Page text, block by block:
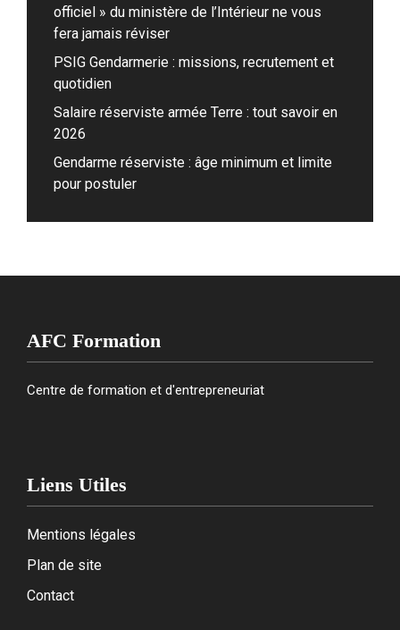
officiel » du ministère de l’Intérieur ne vous
fera jamais réviser
PSIG Gendarmerie : missions, recrutement et
quotidien
Salaire réserviste armée Terre : tout savoir en
2026
Gendarme réserviste : âge minimum et limite
pour postuler
AFC Formation
Centre de formation et d'entrepreneuriat
Liens Utiles
Mentions légales
Plan de site
Contact